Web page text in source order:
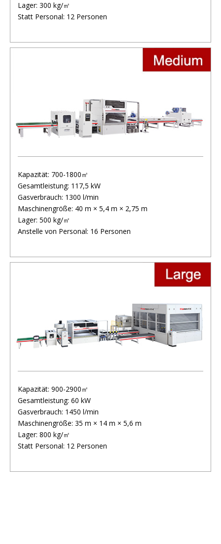
Lager: 300 kg/㎡
Statt Personal: 12 Personen
Kapazität: 700-1800㎡
Gesamtleistung: 117,5 kW
Gasverbrauch: 1300 l/min
Maschinengröße: 40 m × 5,4 m × 2,75 m
Lager: 500 kg/㎡
Anstelle von Personal: 16 Personen
Kapazität: 900-2900㎡
Gesamtleistung: 60 kW
Gasverbrauch: 1450 l/min
Maschinengröße: 35 m × 14 m × 5,6 m
Lager: 800 kg/㎡
Statt Personal: 12 Personen